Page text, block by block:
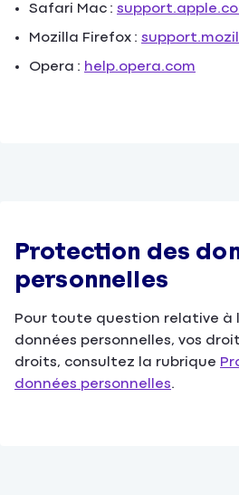
Safari Mac :
Mozilla Firefox :
Opera : help.opera.com
Protection des
personnelles
Pour toute question relative à
données personnelles, vos
droits, consultez la rubrique
données personnelles.